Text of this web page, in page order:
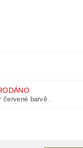
červené barvě .